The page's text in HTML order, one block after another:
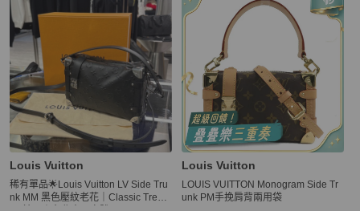
Louis Vuitton
稀有單品🌟Louis Vuitton LV Side Tru
nk MM 黑色壓紋老花｜Classic Trend
Louis Vuitton
LOUIS VUITTON Monogram Side Tr
unk PM手挽肩背兩用袋